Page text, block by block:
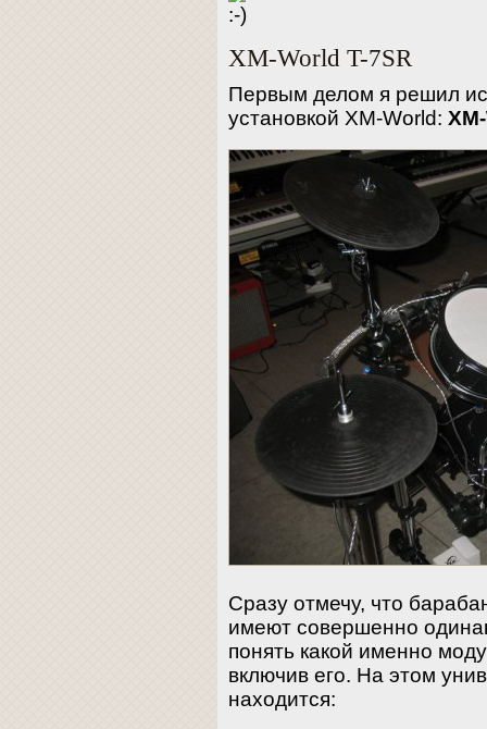
XM-World T-7SR
Первым делом я решил
установкой ХM-World:
Сразу отмечу, что
имеют совершенно
понять какой именно
включив его. На этом
находится: